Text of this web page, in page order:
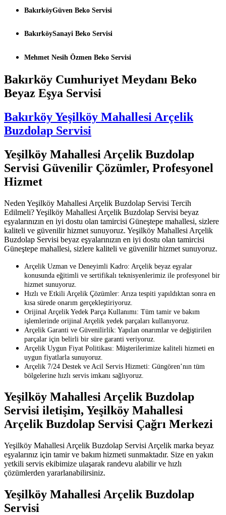
BakırköyGüven Beko Servisi
BakırköySanayi Beko Servisi
Mehmet Nesih Özmen Beko Servisi
Bakırköy Cumhuriyet Meydanı Beko
Beyaz Eşya Servisi
Bakırköy Yeşilköy Mahallesi Arçelik
Buzdolap Servisi
Yeşilköy Mahallesi Arçelik Buzdolap
Servisi Güvenilir Çözümler, Profesyonel
Hizmet
Neden Yeşilköy Mahallesi Arçelik Buzdolap Servisi Tercih
Edilmeli? Yeşilköy Mahallesi Arçelik Buzdolap Servisi beyaz
eşyalarınızın en iyi dostu olan tamircisi Güneştepe mahallesi, sizlere
kaliteli ve güvenilir hizmet sunuyoruz. Yeşilköy Mahallesi Arçelik
Buzdolap Servisi beyaz eşyalarınızın en iyi dostu olan tamircisi
Güneştepe mahallesi, sizlere kaliteli ve güvenilir hizmet sunuyoruz.
Arçelik Uzman ve Deneyimli Kadro: Arçelik beyaz eşyalar
konusunda eğitimli ve sertifikalı teknisyenlerimiz ile profesyonel bir
hizmet sunuyoruz.
Hızlı ve Etkili Arçelik Çözümler: Arıza tespiti yapıldıktan sonra en
kısa sürede onarım gerçekleştiriyoruz.
Orijinal Arçelik Yedek Parça Kullanımı: Tüm tamir ve bakım
işlemlerinde orijinal Arçelik yedek parçaları kullanıyoruz.
Arçelik Garanti ve Güvenilirlik: Yapılan onarımlar ve değiştirilen
parçalar için belirli bir süre garanti veriyoruz.
Arçelik Uygun Fiyat Politikası: Müşterilerimize kaliteli hizmeti en
uygun fiyatlarla sunuyoruz.
Arçelik 7/24 Destek ve Acil Servis Hizmeti: Güngören’nın tüm
bölgelerine hızlı servis imkanı sağlıyoruz.
Yeşilköy Mahallesi Arçelik Buzdolap
Servisi iletişim, Yeşilköy Mahallesi
Arçelik Buzdolap Servisi Çağrı Merkezi
Yeşilköy Mahallesi Arçelik Buzdolap Servisi Arçelik marka beyaz
eşyalarınız için tamir ve bakım hizmeti sunmaktadır. Size en yakın
yetkili servis ekibimize ulaşarak randevu alabilir ve hızlı
çözümlerden yararlanabilirsiniz.
Yeşilköy Mahallesi Arçelik Buzdolap
Servisi